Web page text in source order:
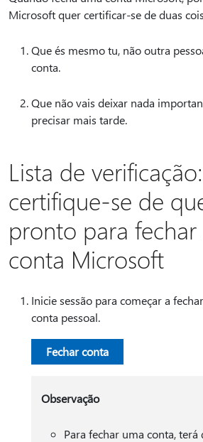
Microsoft quer certificar-se de duas
Que és mesmo tu, não outra
conta.
Que não vais deixar nada
precisar mais tarde.
Lista de verificação:
certifique-se de
pronto para fechar
conta Microsoft
Inicie sessão para começar a
conta pessoal.
Fechar conta
Observação
Para fechar uma conta, terá